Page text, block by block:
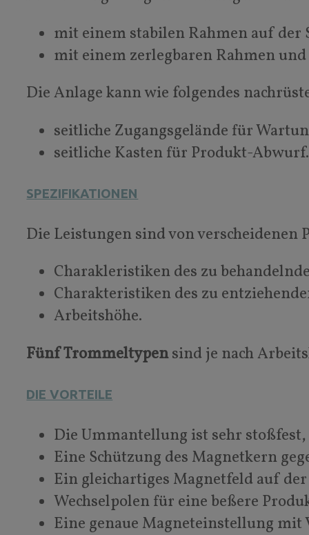
mit einem stabilen Rahmen auf der
mit einem zerlegbaren Rahmen
Die Anlage kann wie folgendes
seitliche Zugangsgelände für
seitliche Kasten für Produkt-Abwurf.
SPEZIFIKATIONEN
Die Leistungen sind von verscheidenen
Charakleristiken des zu
Charakteristiken des zu
Arbeitshöhe.
Fünf Trommeltypensind je nach
DIE VORTEILE
Die Ummantellung ist sehr stoßfest,
Eine Schützung des Magnetkern
Ein gleichartiges Magnetfeld auf
Wechselpolen für eine beßere
Eine genaue Magneteinstellung mit